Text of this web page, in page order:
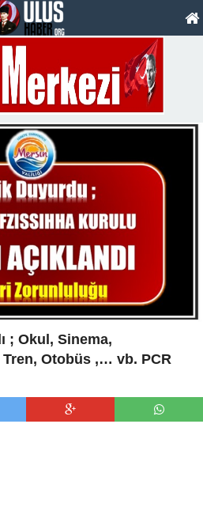
; Okul, Sinema,
Otobüs ,… vb. PCR